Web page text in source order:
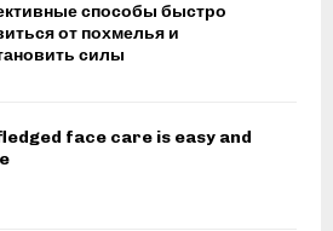
способы быстро
от похмелья и
силы
face care is easy and